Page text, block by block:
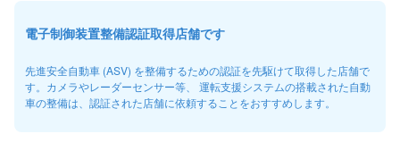
電子制御装置整備認証取得店舗です
先進安全自動車 (ASV) を整備するための認証を先駆けて取得した店舗で
す。カメラやレーダーセンサー等、 運転支援システムの搭載された自動
車の整備は、認証された店舗に依頼することをおすすめします。